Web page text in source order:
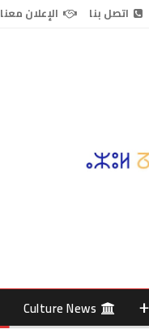
اتصل بنا الإعلان معنا
Culture News